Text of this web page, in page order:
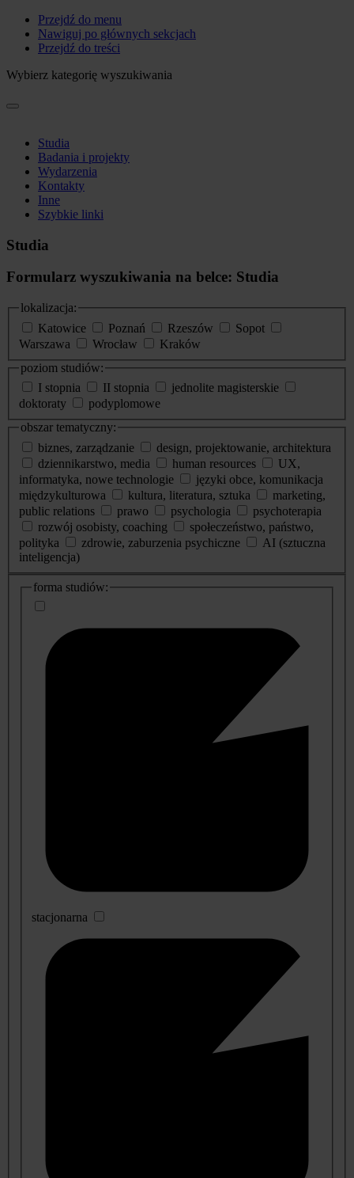
Przejdź do menu
Nawiguj po głównych sekcjach
Przejdź do treści
Wybierz kategorię wyszukiwania
Studia
Badania i projekty
Wydarzenia
Kontakty
Inne
Szybkie linki
Studia
Formularz wyszukiwania na belce: Studia
lokalizacja:
Katowice
Poznań Rzeszów
Sopot
Warszawa
Wrocław
Kraków
poziom studiów:
I stopnia
II stopnia
jednolite magisterskie
doktoraty
podyplomowe
obszar tematyczny:
biznes, zarządzanie
design, projektowanie, architektura
dziennikarstwo, media
human resources
UX,
informatyka, nowe technologie
języki obce, komunikacja
międzykulturowa
kultura, literatura, sztuka
marketing,
public relations
prawo psychologia
psychoterapia
rozwój osobisty, coaching
społeczeństwo, państwo,
polityka
zdrowie, zaburzenia psychiczne
AI (sztuczna
inteligencja)
dodatkowe
informacje
forma studiów:
stacjonarna